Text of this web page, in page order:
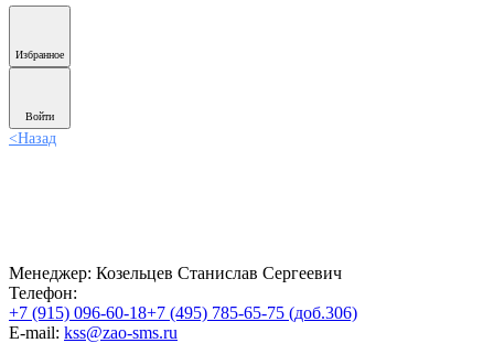
Избранное
Войти
<Назад
Менеджер: Козельцев Станислав Сергеевич
Телефон:
+7 (915) 096-60-18+7 (495) 785-65-75 (доб.306)
E-mail: kss@zao-sms.ru